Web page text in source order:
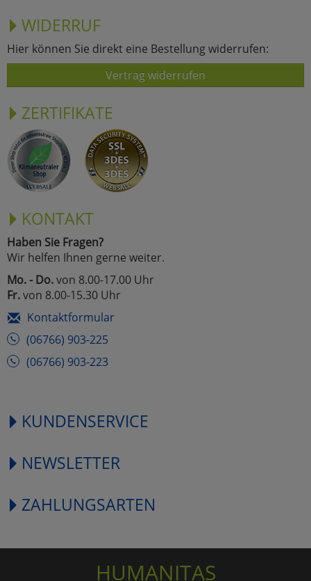
WIDERRUF
Hier können Sie direkt eine Bestellung widerrufen:
Vertrag widerrufen
ZERTIFIKATE
KONTAKT
Haben Sie Fragen?
Wir helfen Ihnen gerne weiter.
Mo. - Do.von 8.00-17.00 Uhr
Fr.von 8.00-15.30 Uhr
Kontaktformular
(06766) 903-225
(06766) 903-223
KUNDENSERVICE
NEWSLETTER
ZAHLUNGSARTEN
HUMANITAS